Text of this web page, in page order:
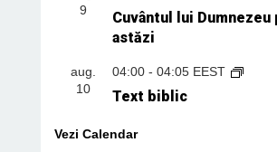
9
Cuvântul lui Dumnezeu
astăzi
aug.
10
04:00- 04:05 EEST
Text biblic
Vezi Calendar